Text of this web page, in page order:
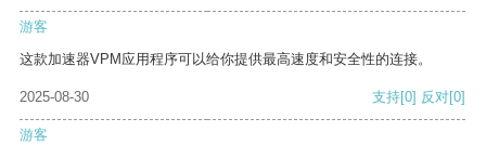
游客
这款加速器VPM应用程序可以给你提供最高速度和安全性的连接。
2025-08-30 支持[0] 反对[0]
游客